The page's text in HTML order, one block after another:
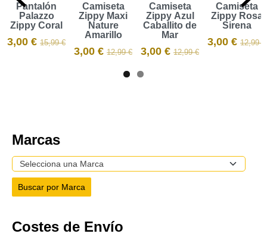
Pantalón
Palazzo
Zippy Coral
3,00 € 15,99 €
Camiseta
Zippy Maxi
Nature
Amarillo
3,00 € 12,99 €
Camiseta
Zippy Azul
Caballito de
Mar
3,00 € 12,99 €
Camiseta
Zippy Rosa
Sirena
3,00 € 12,99 €
Marcas
Costes de Envío